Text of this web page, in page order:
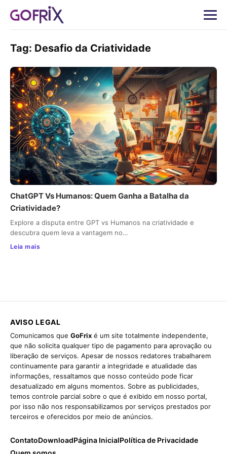
Tag: Desafio da Criatividade
ChatGPT Vs Humanos: Quem Ganha a Batalha da
Criatividade?
Explore a disputa entre GPT vs Humanos na criatividade e
descubra quem leva a vantagem no…
Leia mais
AVISO LEGAL
Comunicamos que GoFrix é um site totalmente independente,
que não solicita qualquer tipo de pagamento para aprovação ou
liberação de serviços. Apesar de nossos redatores trabalharem
continuamente para garantir a integridade e atualidade das
informações, ressaltamos que nosso conteúdo pode ficar
desatualizado em alguns momentos. Sobre as publicidades,
temos controle parcial sobre o que é exibido em nosso portal,
por isso não nos responsabilizamos por serviços prestados por
terceiros e oferecidos por meio de anúncios.
ContatoDownloadPágina InicialPolítica de Privacidade